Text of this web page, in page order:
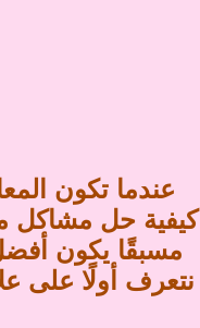
عندما تكون
كيفية حل مشاكل
مسبقًا يكون
نتعرف أولًا على